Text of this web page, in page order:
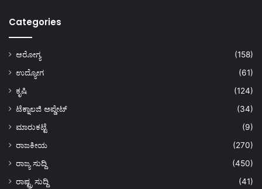
Categories
ಆರೋಗ್ಯ
(158)
ಉದ್ಯೋಗ
(61)
ಕೃಷಿ
(124)
ಟೆಕ್ನಾಲಜಿ ಅಪ್ಡೇಟ್
(34)
ಮಾರುಕಟ್ಟೆ
(9)
ರಾಜಕೀಯ
(270)
ರಾಜ್ಯ ಸುದ್ದಿ
(450)
ರಾಷ್ಟ್ರ ಸುದ್ದಿ
(41)